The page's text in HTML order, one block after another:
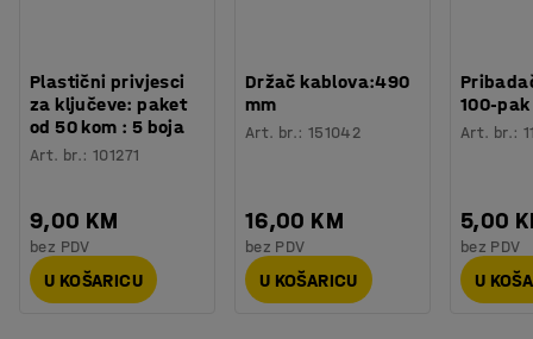
Plastični privjesci
za ključeve: paket
od 50 kom : 5 boja
Art. br.:101271
9,00 KM
bez PDV
U KOŠARICU
Držač kablova:490
mm
Art. br.: 151042
16,00 KM
bez PDV
U KOŠARICU
100-pak
Art. br.:
5,00
bez PDV
U